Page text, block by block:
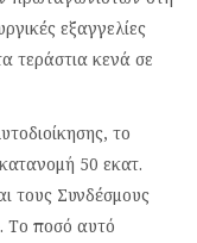
εξαγγελίες
τεράστια κενά σε
το
50 εκατ.
τους Συνδέσμους
Το ποσό αυτό